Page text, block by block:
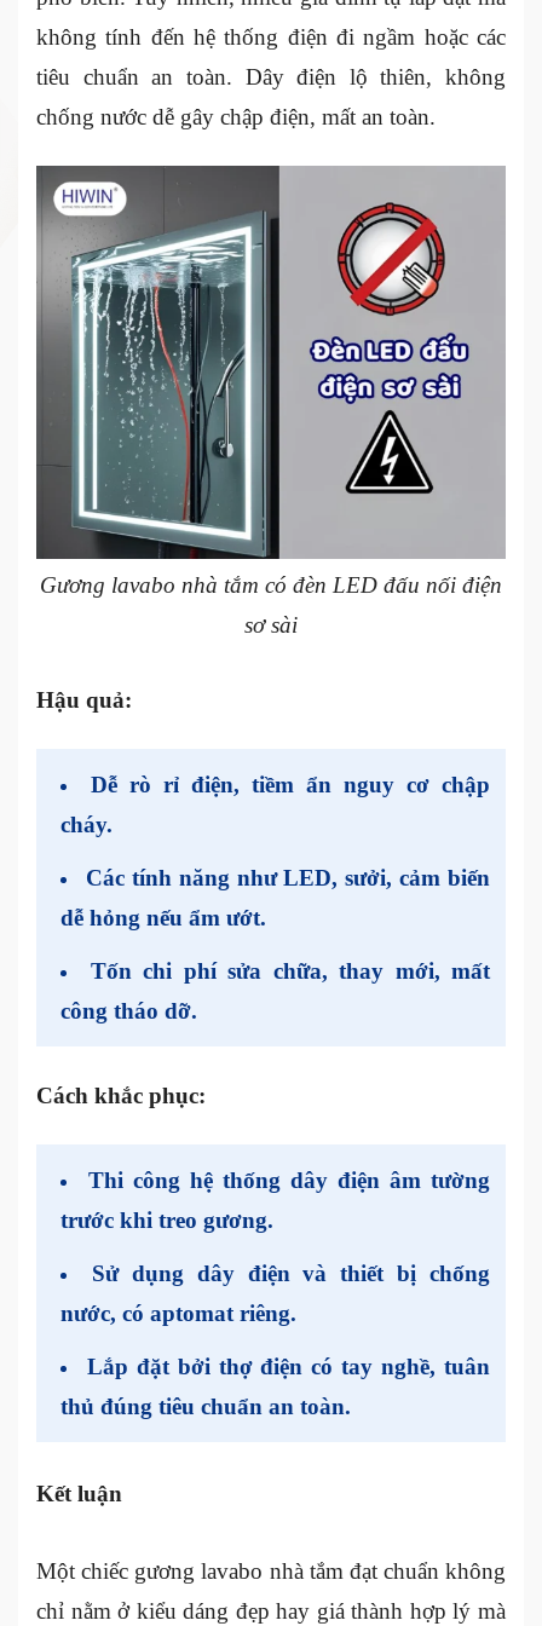
không tính đến hệ thống điện đi ngầm hoặc các
tiêu chuẩn an toàn. Dây điện lộ thiên, không
chống nước dễ gây chập điện, mất an toàn.
Gương lavabo nhà tắm có đèn LED đấu nối điện
sơ sài
Hậu quả:
Dễ rò rỉ điện, tiềm ẩn nguy cơ chập
cháy.
Các tính năng như LED, sưởi, cảm biến
dễ hỏng nếu ẩm ướt.
Tốn chi phí sửa chữa, thay mới, mất
công tháo dỡ.
Cách khắc phục:
Thi công hệ thống dây điện âm tường
trước khi treo gương.
Sử dụng dây điện và thiết bị chống
nước, có aptomat riêng.
Lắp đặt bởi thợ điện có tay nghề, tuân
thủ đúng tiêu chuẩn an toàn.
Kết luận
Một chiếc gương lavabo nhà tắm đạt chuẩn không
chỉ nằm ở kiểu dáng đẹp hay giá thành hợp lý mà